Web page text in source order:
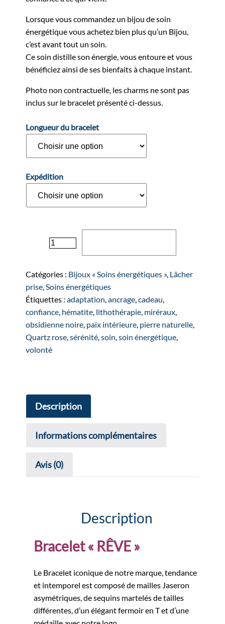
Lorsque vous commandez un bijou de soin
énergétique vous achetez bien plus qu’un Bijou,
c’est avant tout un soin.
Ce soin distille son énergie, vous entoure et vous
bénéficiez ainsi de ses bienfaits à chaque instant.
Photo non contractuelle, les charms ne sont pas
inclus sur le bracelet présenté ci-dessus.
Longueur du bracelet
Expédition
de
"RÊVE"
doré
Catégories : Bijoux « Soins énergétiques », Lâcher
prise Soins énergétiques
Étiquettes :adaptation ,ancrage ,cadeau
confiance hématite lithothérapie miréraux
obsidienne noire paix intérieure pierre naturelle
Quartz rose ,sérénité ,soin ,soin énergétique
volonté
Description
Informations complémentaires
Avis (0)
Description
Bracelet « RÊVE »
Le Bracelet iconique de notre marque, tendance
et intemporel est composé de mailles Jaseron
asymétriques, de sequins martelés de tailles
différentes, d’un élégant fermoir en T et d’une